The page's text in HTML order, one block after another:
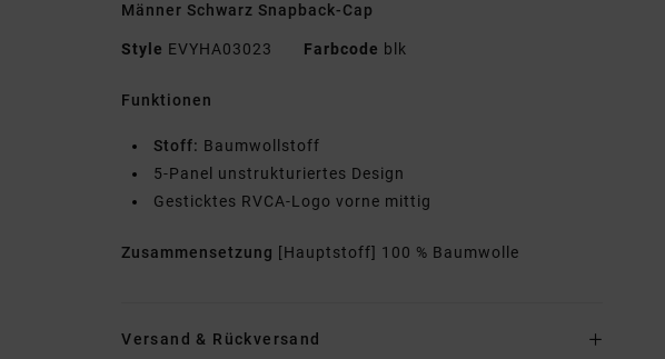
Männer Schwarz Snapback-Cap
Style EVYHA03023 Farbcode blk
Funktionen
Stoff: Baumwollstoff
5-Panel unstrukturiertes Design
Gesticktes RVCA-Logo vorne mittig
Zusammensetzung [Hauptstoff] 100 % Baumwolle
Versand & Rückversand